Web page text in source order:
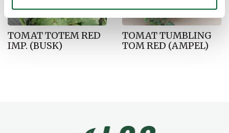
TOMAT TOTEM RED
IMP. (BUSK)
TOMAT TUMBLING
TOM RED (AMPEL)